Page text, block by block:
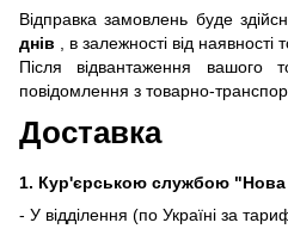
Відправка замовлень буде
днів , в залежності від наявності
Після відвантаження вашого
повідомлення з товарно-
Доставка
1. Кур'єрською службою
- У відділення (по Україні за